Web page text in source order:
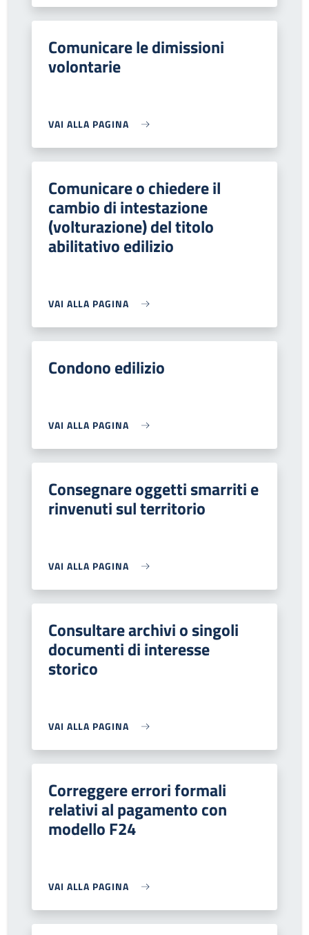
Comunicare le dimissioni
volontarie
VAI ALLA PAGINA
Comunicare o chiedere il
cambio di intestazione
(volturazione) del titolo
abilitativo edilizio
VAI ALLA PAGINA
Condono edilizio
VAI ALLA PAGINA
Consegnare oggetti smarriti e
rinvenuti sul territorio
VAI ALLA PAGINA
Consultare archivi o singoli
documenti di interesse
storico
VAI ALLA PAGINA
Correggere errori formali
relativi al pagamento con
modello F24
VAI ALLA PAGINA